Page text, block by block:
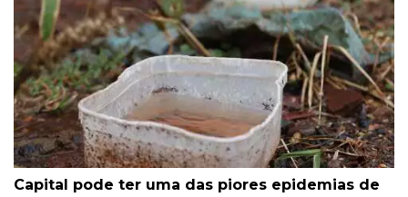
Capital pode ter uma das piores epidemias de